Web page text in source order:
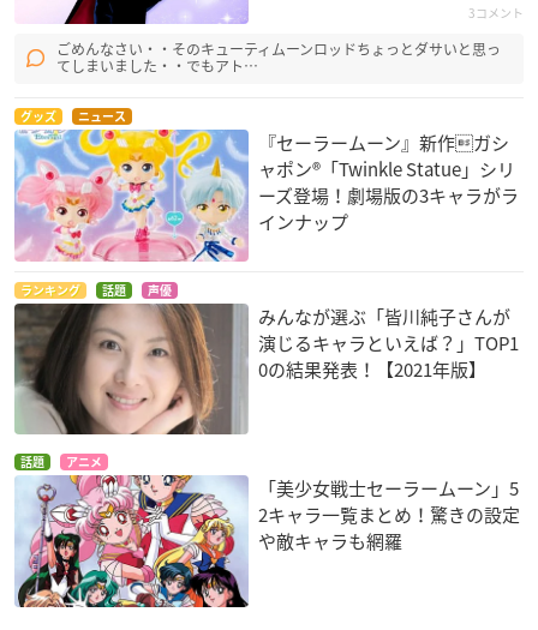
3コメント
ごめんなさい・・そのキューティムーンロッドちょっとダサいと思っ
てしまいました・・でもアト…
グッズ ニュース
『セーラームーン』新作ガシ
ャポン®「Twinkle Statue」シリ
ーズ登場！劇場版の3キャラがラ
インナップ
ランキング 話題 声優
みんなが選ぶ「皆川純子さんが
演じるキャラといえば？」TOP1
0の結果発表！【2021年版】
話題 アニメ
「美少女戦士セーラームーン」5
2キャラ一覧まとめ！驚きの設定
や敵キャラも網羅